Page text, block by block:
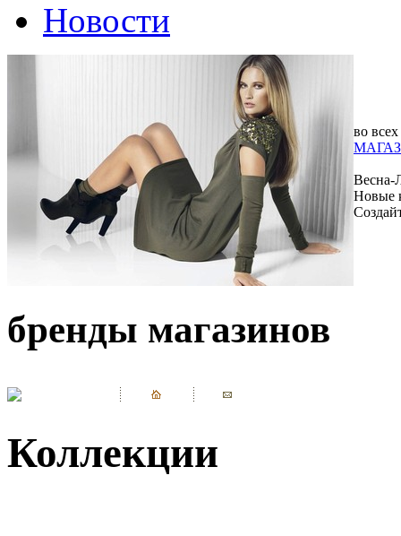
Новости
во всех
Весна-
Новые
бренды магазинов
Коллекции